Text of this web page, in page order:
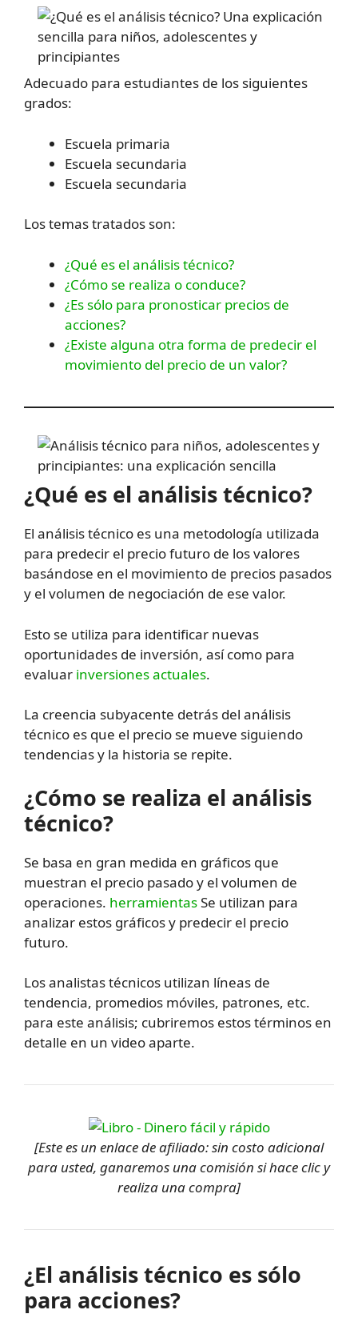
Adecuado para estudiantes de los siguientes
grados:
Escuela primaria
Escuela secundaria
Escuela secundaria
Los temas tratados son:
¿Qué es el análisis técnico?
¿Cómo se realiza o conduce?
¿Es sólo para pronosticar precios de
acciones?
¿Existe alguna otra forma de predecir el
movimiento del precio de un valor?
¿Qué es el análisis técnico?
El análisis técnico es una metodología utilizada
para predecir el precio futuro de los valores
basándose en el movimiento de precios pasados
y el volumen de negociación de ese valor.
Esto se utiliza para identificar nuevas
oportunidades de inversión, así como para
evaluar inversiones actuales.
La creencia subyacente detrás del análisis
técnico es que el precio se mueve siguiendo
tendencias y la historia se repite.
¿Cómo se realiza el análisis
técnico?
Se basa en gran medida en gráficos que
muestran el precio pasado y el volumen de
operaciones. herramientasSe utilizan para
analizar estos gráficos y predecir el precio
futuro.
Los analistas técnicos utilizan líneas de
tendencia, promedios móviles, patrones, etc.
para este análisis; cubriremos estos términos en
detalle en un video aparte.
[Este es un enlace de afiliado: sin costo adicional
para usted, ganaremos una comisión si hace clic y
realiza una compra]
¿El análisis técnico es sólo
para acciones?